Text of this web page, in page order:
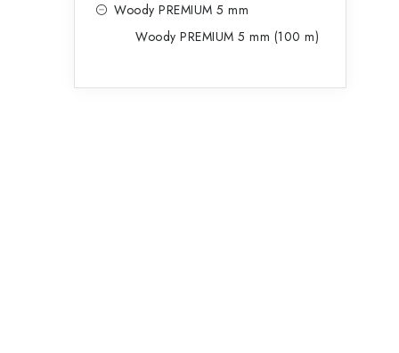
Woody PREMIUM 5 mm
Woody PREMIUM 5 mm (100 m)